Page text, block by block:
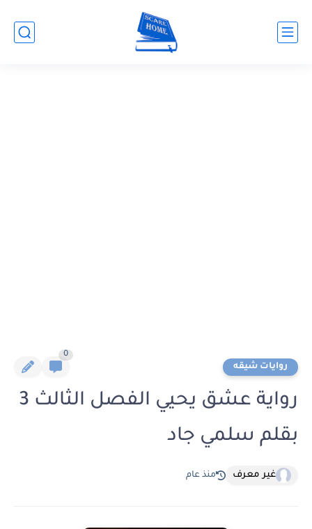
روايات شيقه
0
رواية عشق يحيي الفصل الثالث 3
بقلم سلمي جاد
غير معرف منذ عام